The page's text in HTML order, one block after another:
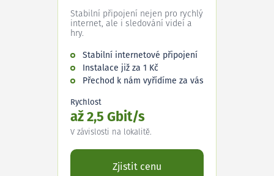
Stabilní připojení nejen pro rychlý
internet, ale i sledování videí a
hry.
Stabilní internetové připojení
Instalace již za 1 Kč
Přechod k nám vyřídíme za vás
Rychlost
až 2,5 Gbit/s
V závislosti na lokalitě.
Zjistit cenu